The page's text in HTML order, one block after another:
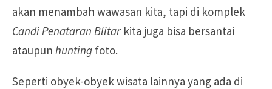
akan menambah wawasan kita, tapi di komplek
Candi Penataran Blitar kita juga bisa bersantai
ataupun hunting foto.
Seperti obyek-obyek wisata lainnya yang ada di